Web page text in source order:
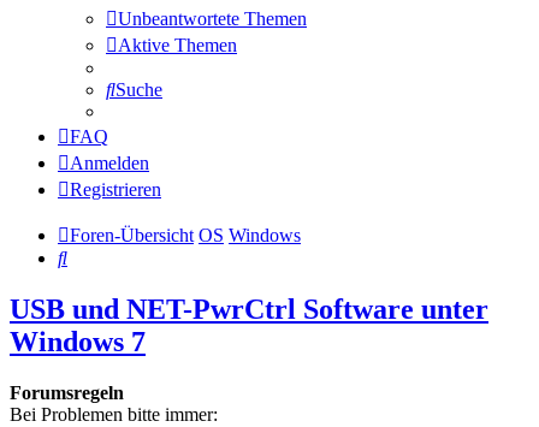
Unbeantwortete Themen
Aktive Themen
Suche
FAQ
Anmelden
Registrieren
Foren-Übersicht OS Windows
Suche
USB und NET-PwrCtrl Software unter
Windows 7
Forumsregeln
Bei Problemen bitte immer: